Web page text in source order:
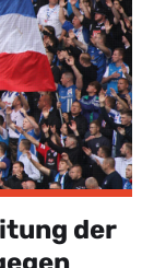
der